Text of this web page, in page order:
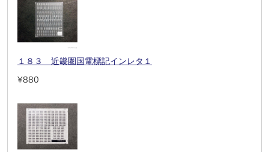
１８３ 近畿圏国電標記インレタ１
¥880